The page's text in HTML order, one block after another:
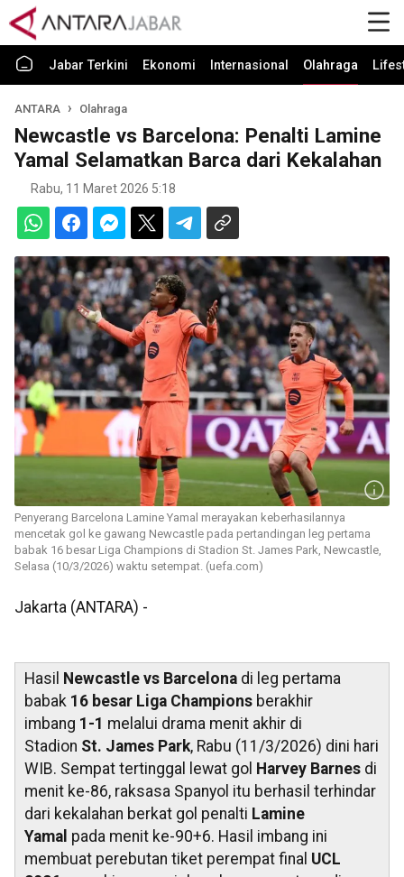
Jabar Terkini Ekonomi Internasional Olahraga
ANTARA Olahraga
Newcastle vs Barcelona: Penalti Lamine
Yamal Selamatkan Barca dari Kekalahan
Rabu, 11 Maret 2026 5:18
Penyerang Barcelona Lamine Yamal merayakan keberhasilannya
mencetak gol ke gawang Newcastle pada pertandingan leg pertama
babak 16 besar Liga Champions di Stadion St. James Park, Newcastle,
Selasa (10/3/2026) waktu setempat. (uefa.com)
Jakarta (ANTARA) -
Hasil Newcastle vs Barcelona di leg pertama
babak 16 besar Liga Champions berakhir
imbang 1-1 melalui drama menit akhir di
Stadion St. James Park, Rabu (11/3/2026) dini hari
WIB. Sempat tertinggal lewat gol Harvey Barnes di
menit ke-86, raksasa Spanyol itu berhasil terhindar
dari kekalahan berkat gol penalti Lamine
Yamal pada menit ke-90+6. Hasil imbang ini
membuat perebutan tiket perempat final UCL